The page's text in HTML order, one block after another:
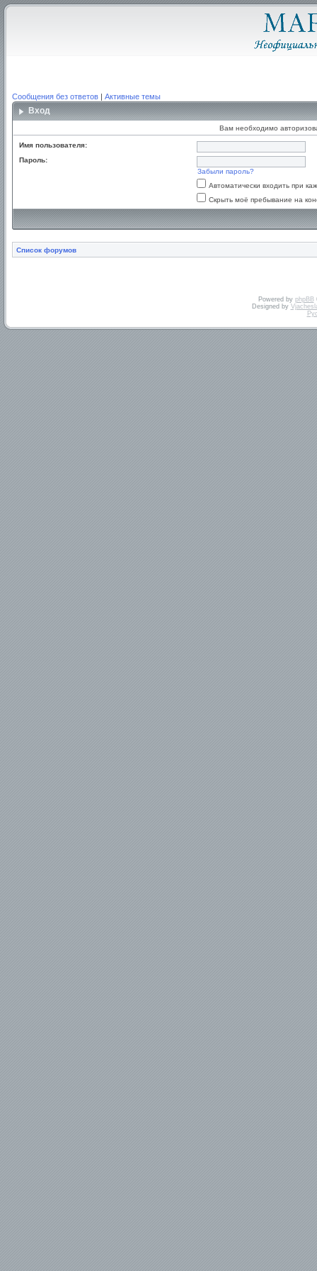
Сообщения без ответов | Активные темы
Вход
Вам необходимо
Имя пользователя:
Пароль:
Забыли пароль?
Автоматически входить при
Скрыть моё пребывание на
Список форумов
Powered by phpBB
Designed by